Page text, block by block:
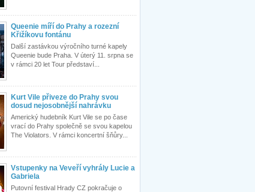
Queenie míří do Prahy a rozezní
Křižíkovu fontánu
Další zastávkou výročního turné kapely
Queenie bude Praha. V úterý 11. srpna se
v rámci 20 let Tour představí...
Kurt Vile přiveze do Prahy svou
dosud nejosobnější nahrávku
Americký hudebník Kurt Vile se po čase
vrací do Prahy společně se svou kapelou
The Violators. V rámci koncertní šňůry...
Vstupenky na Veveří vyhrály Lucie a
Gabriela
Putovní festival Hrady CZ pokračuje o